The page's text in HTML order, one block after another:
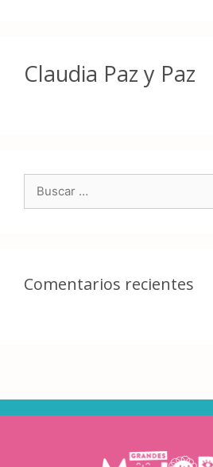
Claudia Paz y Paz
Comentarios recientes